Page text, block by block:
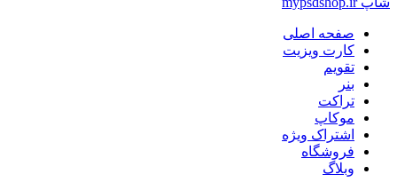
صفحه اصلی
کارت ویزیت
تقویم
بنر
تراکت
موکاپ
اشتراک ویژه
فروشگاه
وبلاگ